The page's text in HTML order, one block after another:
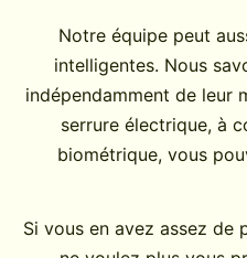
Notre équipe peut
intelligentes. Nous
indépendamment de leur
serrure électrique, à
biométrique, vous
Si vous en avez assez de